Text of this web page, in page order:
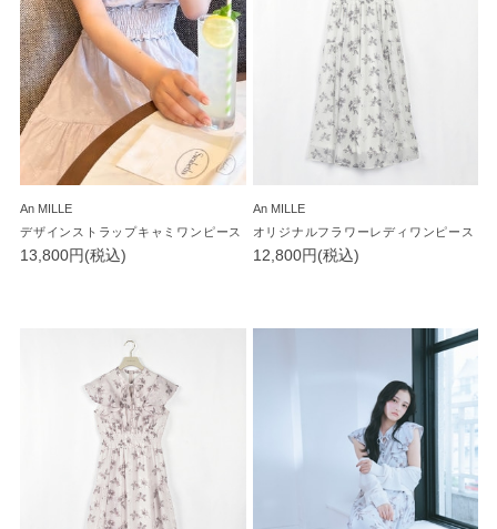
An MILLE
デザインストラップキャミワンピース
13,800円(税込)
An MILLE
オリジナルフラワーレディワンピース
12,800円(税込)